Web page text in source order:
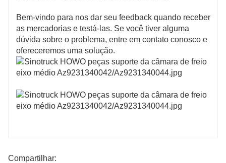
Bem-vindo para nos dar seu feedback quando receber
as mercadorias e testá-las. Se você tiver alguma
dúvida sobre o problema, entre em contato conosco e
ofereceremos uma solução.
Compartilhar: